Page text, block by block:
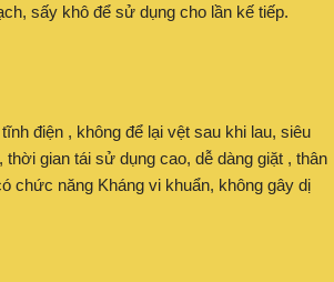
sấy khô để sử dụng cho lần kế tiếp.
điện , không để lại vệt sau khi lau, siêu
thời gian tái sử dụng cao, dễ dàng giặt , thân
chức năng Kháng vi khuẩn, không gây dị